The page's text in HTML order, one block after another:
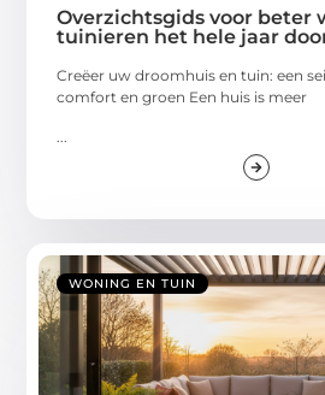
Overzichtsgids voor beter
tuinieren het hele jaar
Creëer uw droomhuis en tuin: een
comfort en groen Een huis is meer
WONING EN TUIN